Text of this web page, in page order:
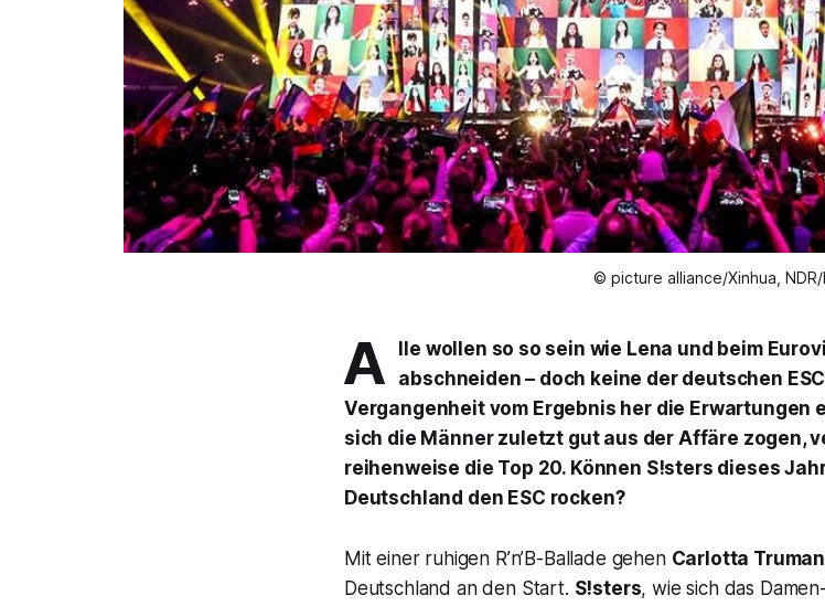
© picture alliance/Xinhua,
A
lle wollen so so sein wie Lena und beim
abschneiden – doch keine der deutschen
Vergangenheit vom Ergebnis her die Erwartungen
sich die Männer zuletzt gut aus der Affäre zogen,
reihenweise die Top 20. Können S!sters dieses
Deutschland den ESC rocken?
Mit einer ruhigen R’n’B-Ballade gehen Carlotta
Deutschland an den Start. S!sters, wie sich das